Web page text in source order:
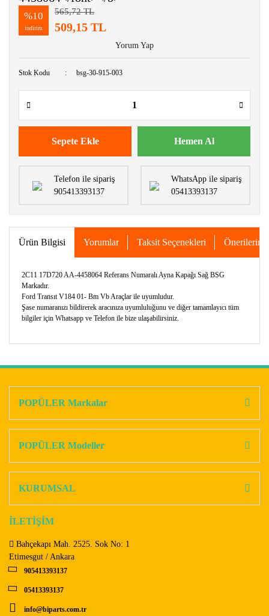
%10
indirim
565,72 TL
509,15 TL
Yorum Yap
Stok Kodu bsg-30-915-003
Sepete Ekle Hemen Al
Telefon ile sipariş
905413393137
WhatsApp ile sipariş
05413393137
Ürün Bilgisi Yorumlar Taksit Seçenekleri Önerileriniz
2C11 17D720 AA-4458064 Referans Numaralı Ayna Kapağı Sağ BSG
Markadır.
Ford Transıt V184 01- Bm Vb Araçlar ile uyumludur.
Şase numaranızı bildirerek aracınıza uyumluluğunu ve diğer tamamlayıcı tüm
bilgiler için Whatsapp ve Telefon ile bize ulaşabilirsiniz.
Ürün açıklamasında eksik bilgiler bulunuyor.
Bu ürüne benzer farklı alternatifler olmalı.
POPÜLER Markalar
POPÜLER Modeller
KURUMSAL
İLETİŞİM
Bahçekapı Mah. 2525. Sok No: 1
Etimesgut / Ankara
905413393137
05413393137
info@biparts.com.tr